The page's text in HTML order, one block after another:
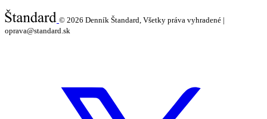
© 2026 Denník Štandard, Všetky práva vyhradené |
oprava@standard.sk